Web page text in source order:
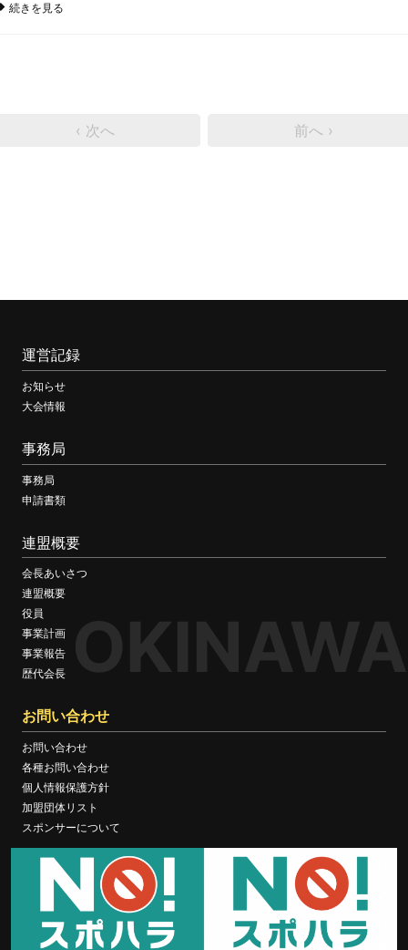
続きを見る
‹ 次へ 前へ ›
OKINAWA
運営記録
お知らせ
大会情報
事務局
事務局
申請書類
連盟概要
会長あいさつ
連盟概要
役員
事業計画
事業報告
歴代会長
お問い合わせ
お問い合わせ
各種お問い合わせ
個人情報保護方針
加盟団体リスト
スポンサーについて